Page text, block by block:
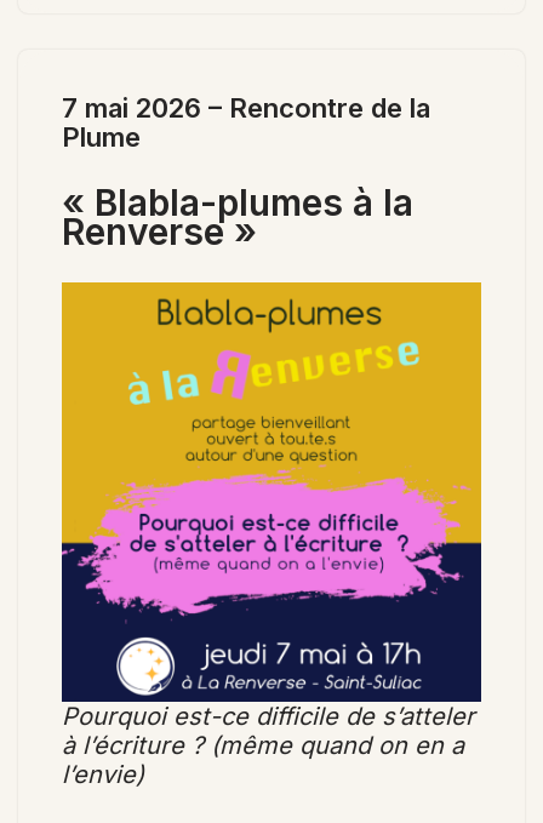
7 mai 2026 – Rencontre de la
Plume
« Blabla-plumes à la
Renverse »
Pourquoi est-ce difficile de s’atteler
à l’écriture ? (même quand on en a
l’envie)